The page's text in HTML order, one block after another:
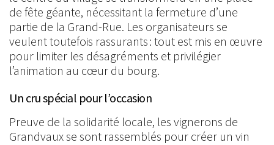
de fête géante, nécessitant la fermeture d’une
partie de la Grand-Rue. Les organisateurs se
veulent toutefois rassurants : tout est mis en œuvre
pour limiter les désagréments et privilégier
l’animation au cœur du bourg.
Un cru spécial pour l’occasion
Preuve de la solidarité locale, les vignerons de
Grandvaux se sont rassemblés pour créer un vin